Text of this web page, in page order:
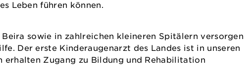
Leben führen können.
sowie in zahlreichen kleineren Spitälern versorgen
Der erste Kinderaugenarzt des Landes ist in unseren
Zugang zu Bildung und Rehabilitation